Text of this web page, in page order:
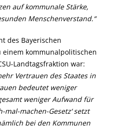
auf kommunale Stärke,
Menschenverstand.“
des Bayerischen
einem kommunalpolitischen
Landtagsfraktion war:
Vertrauen des Staates in
bedeutet weniger
weniger Aufwand für
mal-machen-Gesetz‘ setzt
bei den Kommunen